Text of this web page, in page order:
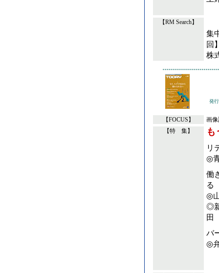
【RM Search】
集
回
株
発
【FOCUS】
画
【特 集】
も
リ
◎
働
る
◎
◎
田
バ
◎